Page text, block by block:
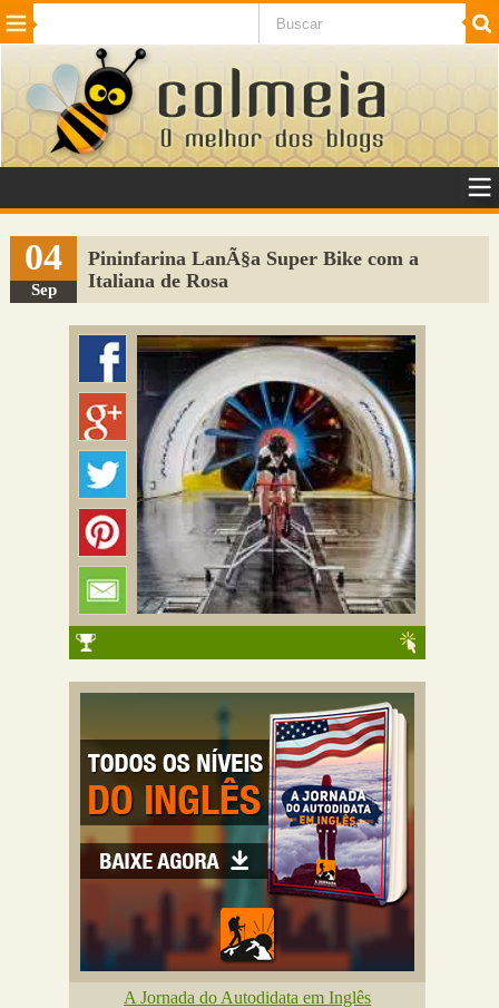
Beleza Cinema e TV
Internet Jogos NotÃ­cias SaÃºde
VeÃ­culos Adulto
Sugerir Link
Adicionar Blog
Colmeia Exchange
Perguntas Frequentes
04
Sep
Pininfarina LanÃ§a Super Bike com a
Italiana de Rosa
A Jornada do Autodidata em Inglês